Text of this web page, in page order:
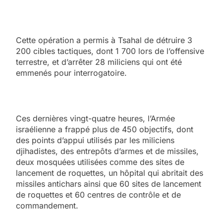
Cette opération a permis à Tsahal de détruire 3
200 cibles tactiques, dont 1 700 lors de l’offensive
terrestre, et d’arrêter 28 miliciens qui ont été
emmenés pour interrogatoire.
Ces dernières vingt-quatre heures, l’Armée
israélienne a frappé plus de 450 objectifs, dont
des points d’appui utilisés par les miliciens
djihadistes, des entrepôts d’armes et de missiles,
deux mosquées utilisées comme des sites de
lancement de roquettes, un hôpital qui abritait des
missiles antichars ainsi que 60 sites de lancement
de roquettes et 60 centres de contrôle et de
commandement.